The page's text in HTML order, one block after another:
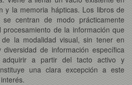
y la memoria hápticas. Los libros de
centran de modo prácticamente
de la información que
la modalidad visual, sin tener en
de información específica
a partir del tacto activo y
una clara excepción a este